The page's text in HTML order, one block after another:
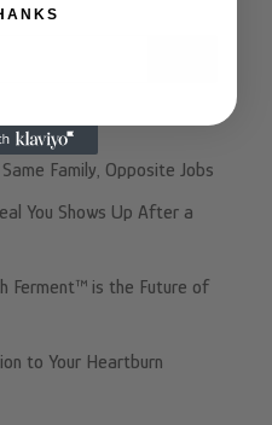
Family, Opposite Jobs
You Shows Up After a
Ferment™ is the Future of
to Your Heartburn